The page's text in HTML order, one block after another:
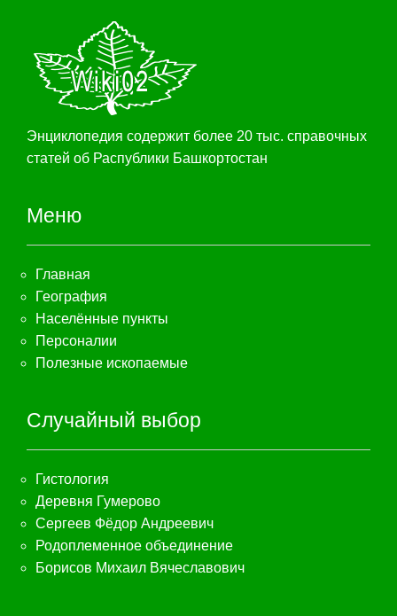
Энциклопедия содержит более 20 тыс. справочных
статей об Распублики Башкортостан
Меню
Главная
География
Населённые пункты
Персоналии
Полезные ископаемые
Случайный выбор
Гистология
Деревня Гумерово
Сергеев Фёдор Андреевич
Родоплеменное объединение
Борисов Михаил Вячеславович